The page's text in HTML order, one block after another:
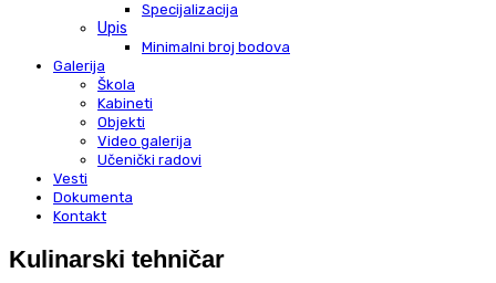
Specijalizacija
Upis
Minimalni broj bodova
Galerija
Škola
Kabineti
Objekti
Video galerija
Učenički radovi
Vesti
Dokumenta
Kontakt
Kulinarski tehničar